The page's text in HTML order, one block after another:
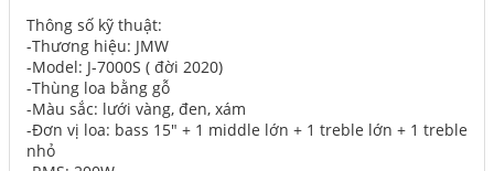
Thông số kỹ thuật:
-Thương hiệu: JMW
-Model: J-7000S ( đời 2020)
-Thùng loa bằng gỗ
-Màu sắc: lưới vàng, đen, xám
-Đơn vị loa: bass 15" + 1 middle lớn + 1 treble lớn + 1 treble
nhỏ